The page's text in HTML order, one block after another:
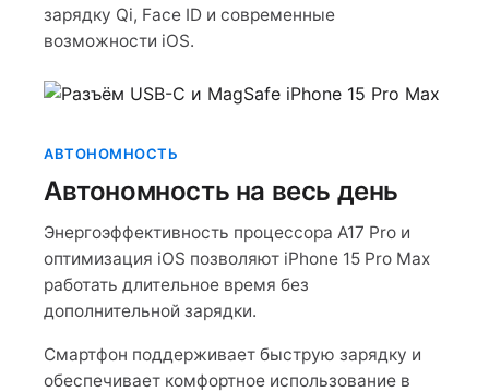
зарядку Qi, Face ID и современные
возможности iOS.
АВТОНОМНОСТЬ
Автономность на весь день
Энергоэффективность процессора A17 Pro и
оптимизация iOS позволяют iPhone 15 Pro Max
работать длительное время без
дополнительной зарядки.
Смартфон поддерживает быструю зарядку и
обеспечивает комфортное использование в